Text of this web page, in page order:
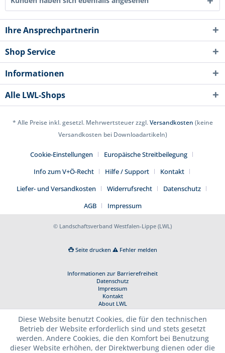
Ihre Ansprechpartnerin
Shop Service
Informationen
Alle LWL-Shops
* Alle Preise inkl. gesetzl. Mehrwertsteuer zzgl.Versandkosten (keine
Versandkosten bei Downloadartikeln)
Cookie-Einstellungen
Europäische Streitbeilegung
Info zum V+Ö-Recht
Hilfe / Support
Kontakt
Liefer- und Versandkosten
Widerrufsrecht
Datenschutz
AGB
Impressum
© Landschaftsverband Westfalen-Lippe (LWL)
Seite drucken Fehler melden
Informationen zur Barrierefreiheit
Datenschutz
Impressum
Kontakt
About LWL
Diese Website benutzt Cookies, die für den technischen
Betrieb der Website erforderlich sind und stets gesetzt
werden. Andere Cookies, die den Komfort bei Benutzung
dieser Website erhöhen, der Direktwerbung dienen oder die